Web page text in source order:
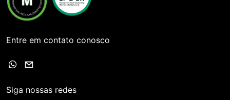
Entre em contato conosco
Siga nossas redes